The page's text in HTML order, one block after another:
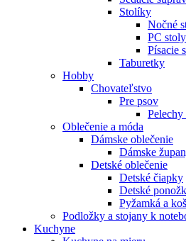
Stolíky
Nočné
PC stoly
Písacie
Taburetky
Hobby
Chovateľstvo
Pre psov
Oblečenie a móda
Dámske oblečenie
Dámske
Detské oblečenie
Detské čiapky
Detské
Pyžamká a
Podložky a stojany k
Kuchyne